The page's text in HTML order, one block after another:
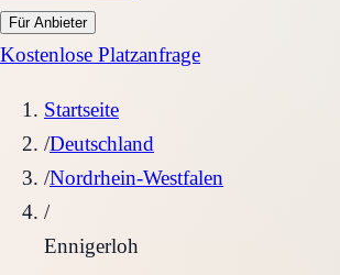
Für Anbieter
Kostenlose Platzanfrage
Startseite
/Deutschland
/Nordrhein-Westfalen
/
Ennigerloh